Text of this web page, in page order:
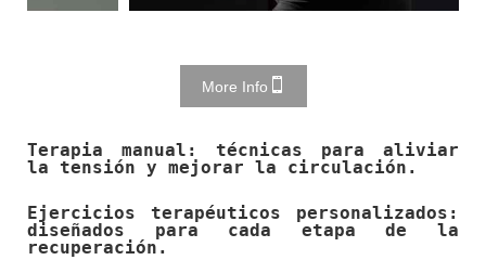
More Info
Terapia manual: técnicas para aliviar
la tensión y mejorar la circulación.
Ejercicios terapéuticos personalizados:
diseñados para cada etapa de la
recuperación.